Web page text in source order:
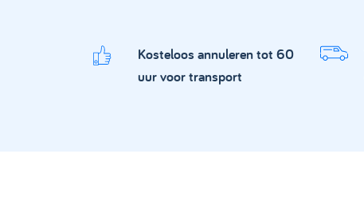
Kosteloos annuleren tot 60
uur voor transport